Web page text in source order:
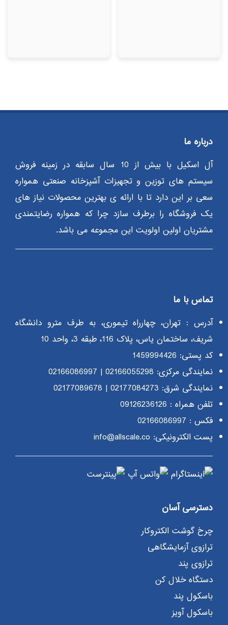
درباره ما
آل اسکیل با بیش از 10 سال سابقه در زمینه فروش
سیستم های توزین و تجهیزات آشپزخانه صنعتی همواره
سعی بر این دارد تا با ارائه ی بهترین محصولات نیاز های
یک فروشگاه را برطرف سازد چرا که همواره رضایتمندی
مشتریان اولین اولویت این مجموعه می باشد.
تماس با ما
آدرس : تهران، چهارراه تیموری، به طرف مترو دانشگاه
شریف، ساختمان یاس، پلاک 116، طبقه 3، واحد 10
کد پستی: 1459994426
نمایندگی مرکزی: 02166055298
|
02166086997
نمایندگی شرق: 02177084273
|
02177089678
تلفن همراه : 09126236126
فکس : 02166086997
پست الکترونیکی: info@allscale.co
دسترسی آسان
چرخ گوشت الکتروکار
ترازوی آزمایشگاهی
ترازوی پند
دستگاه خلال کن
باسکول پند
باسکول آویز